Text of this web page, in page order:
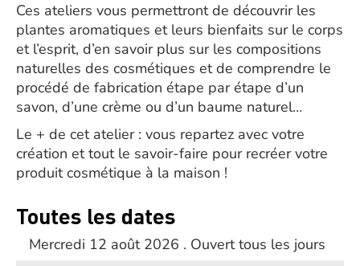
Ces ateliers vous permettront de découvrir les
plantes aromatiques et leurs bienfaits sur le corps
et l’esprit, d’en savoir plus sur les compositions
naturelles des cosmétiques et de comprendre le
procédé de fabrication étape par étape d’un
savon, d’une crème ou d’un baume naturel…
Le + de cet atelier : vous repartez avec votre
création et tout le savoir-faire pour recréer votre
produit cosmétique à la maison !
Toutes les dates
Mercredi 12 août 2026 . Ouvert tous les jours